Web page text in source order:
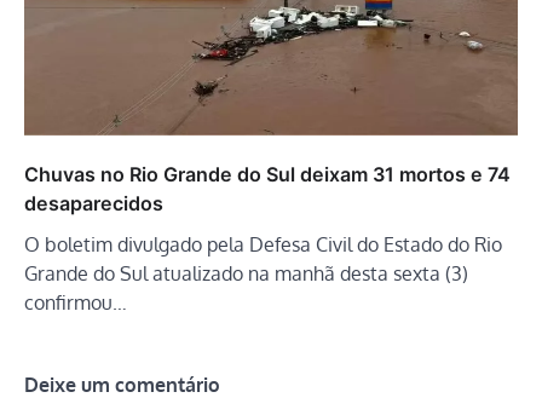
Chuvas no Rio Grande do Sul deixam 31 mortos e 74
desaparecidos
O boletim divulgado pela Defesa Civil do Estado do Rio
Grande do Sul atualizado na manhã desta sexta (3)
confirmou…
Deixe um comentário